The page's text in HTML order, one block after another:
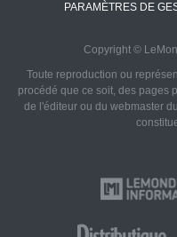
PARAMÈTRES DE
Copyright ©
Toute reproduction ou
procédé que ce soit, des pages
de l'éditeur ou du webmaster